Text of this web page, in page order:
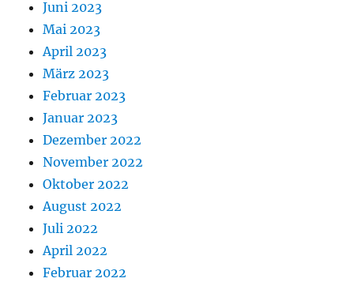
Juni 2023
Mai 2023
April 2023
März 2023
Februar 2023
Januar 2023
Dezember 2022
November 2022
Oktober 2022
August 2022
Juli 2022
April 2022
Februar 2022